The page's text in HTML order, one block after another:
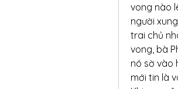
vong nào
người
trai chủ
vong, bà
nó sờ vào
mới tin là